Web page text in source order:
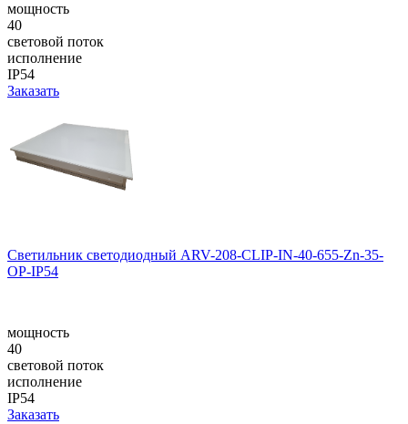
мощность
40
световой поток
исполнение
IP54
Заказать
Светильник светодиодный ARV-208-CLIP-IN-40-655-Zn-35-
OP-IP54
мощность
40
световой поток
исполнение
IP54
Заказать